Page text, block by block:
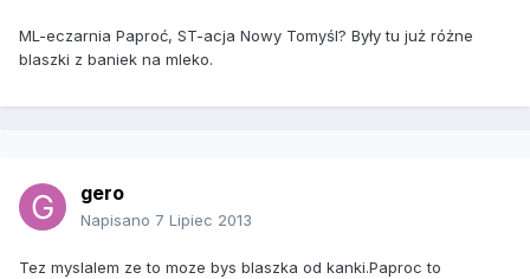
ML-eczarnia Paproć, ST-acja Nowy Tomyśl? Były tu już różne
blaszki z baniek na mleko.
gero
Napisano 7 Lipiec 2013
Tez myslalem ze to moze bys blaszka od kanki.Paproc to